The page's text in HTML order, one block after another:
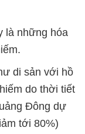
là những hóa
di sản với hồ
do thời tiết
Đông dự
tới 80%)